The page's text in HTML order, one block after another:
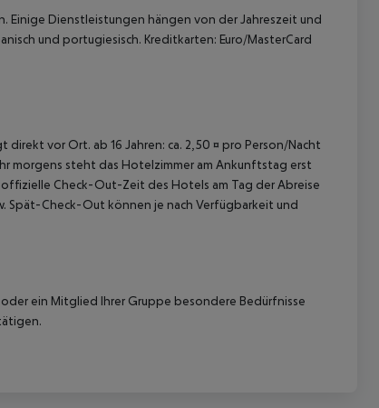
Einige Dienstleistungen hängen von der Jahreszeit und
und portugiesisch. Kreditkarten: Euro/MasterCard
vor Ort. ab 16 Jahren: ca. 2,50 ¤ pro Person/Nacht
morgens steht das Hotelzimmer am Ankunftstag erst
Check-Out-Zeit des Hotels am Tag der Abreise
Spät-Check-Out können je nach Verfügbarkeit und
ein Mitglied Ihrer Gruppe besondere Bedürfnisse